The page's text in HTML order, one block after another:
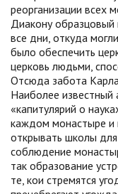
реорганизации всех
Диакону образцовый
все дни, откуда
было обеспечить
церковь людьми,
Отсюда забота
Наиболее известный
«капитулярий о
каждом монастыре и
открывать школы для
соблюдение
так образование
те, кои стремятся